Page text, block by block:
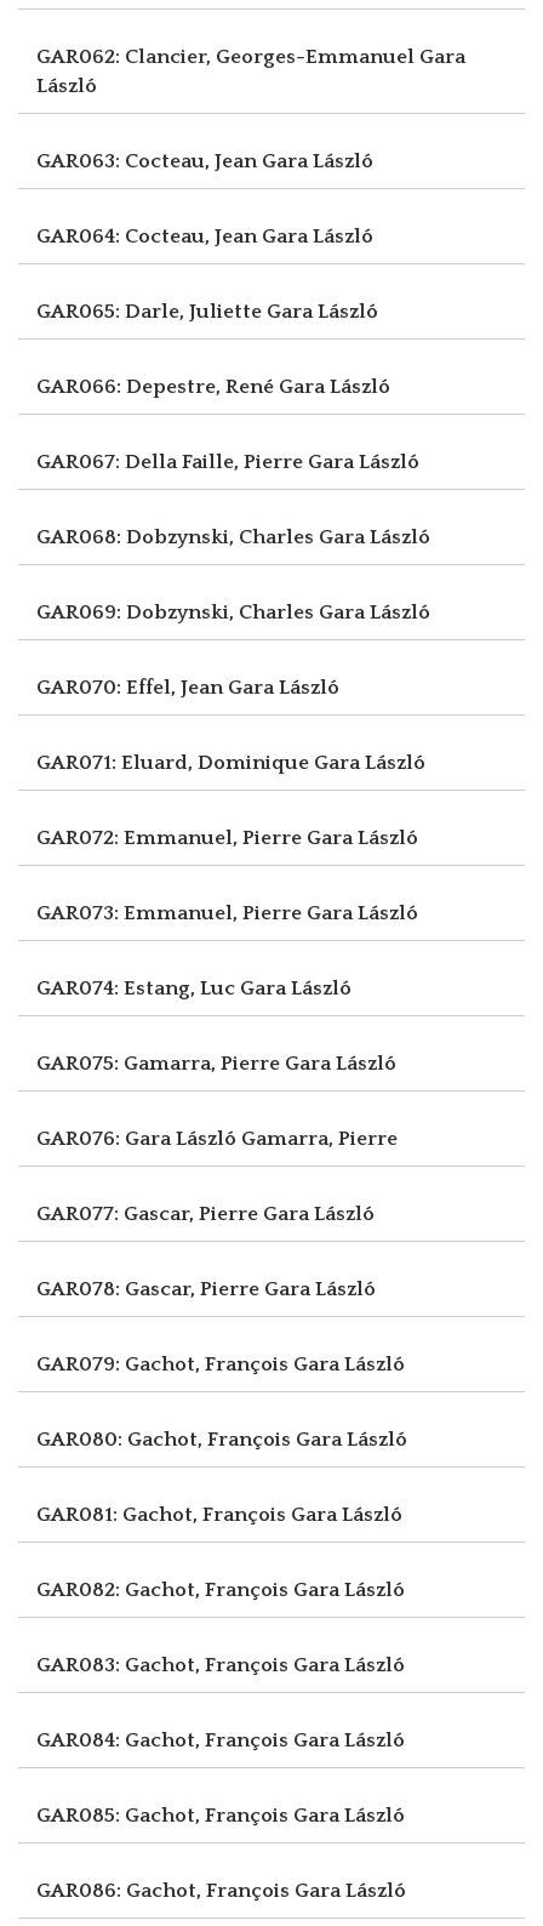
GAR062: Clancier, Georges-Emmanuel Gara
László
GAR063: Cocteau, Jean Gara László
GAR064: Cocteau, Jean Gara László
GAR065: Darle, Juliette Gara László
GAR066: Depestre, René Gara László
GAR067: Della Faille, Pierre Gara László
GAR068: Dobzynski, Charles Gara László
GAR069: Dobzynski, Charles Gara László
GAR070: Effel, Jean Gara László
GAR071: Eluard, Dominique Gara László
GAR072: Emmanuel, Pierre Gara László
GAR073: Emmanuel, Pierre Gara László
GAR074: Estang, Luc Gara László
GAR075: Gamarra, Pierre Gara László
GAR076: Gara László Gamarra, Pierre
GAR077: Gascar, Pierre Gara László
GAR078: Gascar, Pierre Gara László
GAR079: Gachot, François Gara László
GAR080: Gachot, François Gara László
GAR081: Gachot, François Gara László
GAR082: Gachot, François Gara László
GAR083: Gachot, François Gara László
GAR084: Gachot, François Gara László
GAR085: Gachot, François Gara László
GAR086: Gachot, François Gara László